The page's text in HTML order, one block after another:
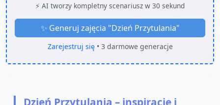
⚡ AI tworzy kompletny scenariusz w 30 sekund
✨ Generuj zajęcia "Dzień Przytulania"
Zarejestruj się• 3 darmowe generacje
Dzień Przytulania – inspiracje i